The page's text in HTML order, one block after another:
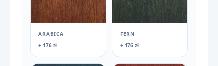
ARABICA
+ 176 zł
FERN
+ 176 zł